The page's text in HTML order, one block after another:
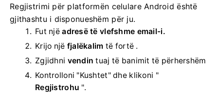
Regjistrimi për platformën celulare Android është
gjithashtu i disponueshëm për ju.
Fut njëadresë të vlefshme email-i.
Krijo një fjalëkalim të fortë .
Zgjidhni vendin tuaj të banimit të përhershëm
Kontrolloni "Kushtet" dhe klikoni "
Regjistrohu ".